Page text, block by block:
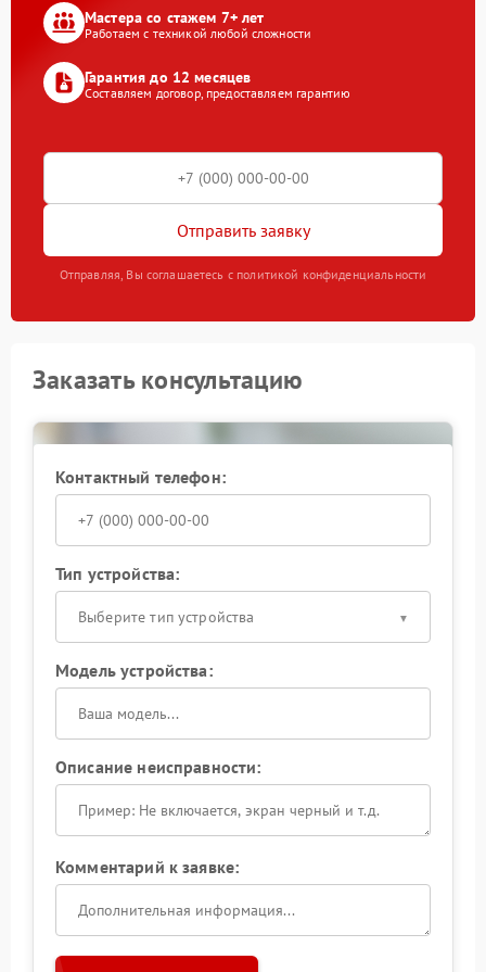
Мастера со стажем 7+ лет
Работаем с техникой любой сложности
Гарантия до 12 месяцев
Составляем договор, предоставляем гарантию
Отправить заявку
Отправляя, Вы соглашаетесь с политикой конфиденциальности
Заказать консультацию
Контактный телефон:
Тип устройства:
Выберите тип устройства
Модель устройства:
Описание неисправности:
Комментарий к заявке: